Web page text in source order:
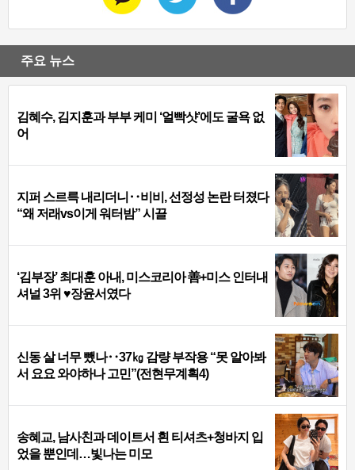
주요 뉴스
김혜수, 김지훈과 부부 케미 ‘얼빡샷’에도 굴욕 없
어
지퍼 스르륵 내리더니‥비비, 선정성 논란 터졌다
“왜 저래vs이게 워터밤” 시끌
‘김부장’ 최대훈 아내, 미스코리아 善+미스 인터내
셔널 3위 ♥장윤서였다
신동 살 너무 뺐나‥37㎏ 감량 부작용 “못 알아봐
서 요요 와야하나 고민”(전현무계획4)
송혜교, 남사친과 데이트서 흰 티셔츠+청바지 입
었을 뿐인데…빛나는 미모